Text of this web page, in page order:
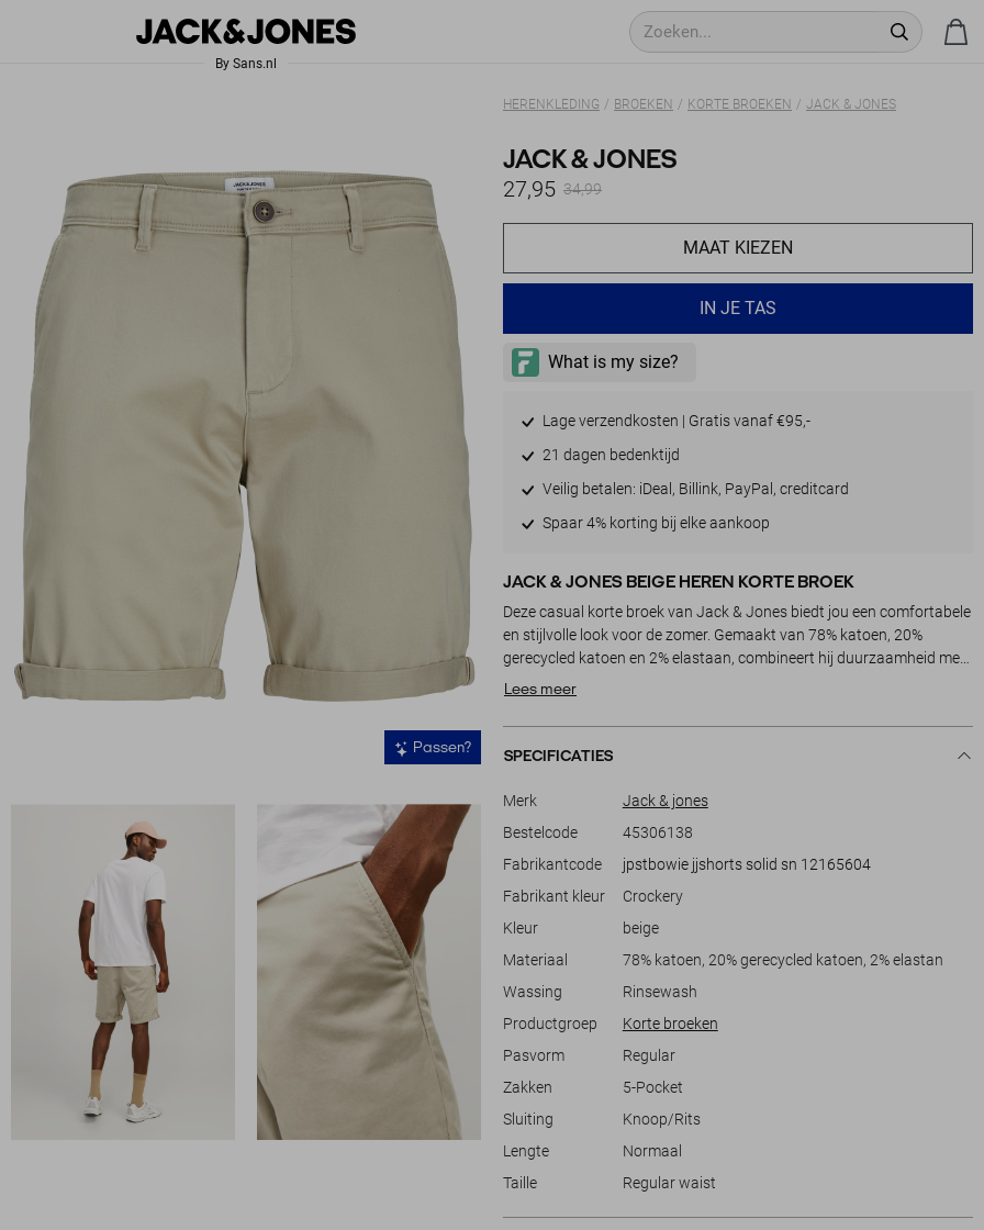
Passen?
HERENKLEDING BROEKEN KORTE BROEKEN JACK & JONES
JACK & JONES
27,95 34,99
MAAT KIEZEN
IN JE TAS
Lage verzendkosten | Gratis vanaf €95,-
21 dagen bedenktijd
Veilig betalen: iDeal, Billink, PayPal, creditcard
Spaar 4% korting bij elke aankoop
JACK & JONES BEIGE HEREN KORTE BROEK
Deze casual korte broek van Jack & Jones biedt jou een comfortabele
en stijlvolle look voor de zomer. Gemaakt van 78% katoen, 20%
gerecycled katoen en 2% elastaan, combineert hij duurzaamheid met
flexibiliteit. De regular fit zorgt voor een ontspannen pasvorm, terwijl
De beige tint maakt deze broek veelzijdig, waardoor hij makkelijk te
combineren is met je favoriete T-shirts en overhemden.
Met de knoop- en ritssluiting heb je een klassieke afwerking die
relaxte weekends als actieve uitjes. Draag hem tijdens een zomerse
wandeling of een barbecue met vrienden. Het tijdloze design en de
praktische details maken het een uitstekende keuze voor elke casual
je zomergarderobe voor een moeiteloze, modieuze uitstraling.
Lees meer
SPECIFICATIES
Merk
Jack & jones
Bestelcode
45306138
Fabrikantcode
jpstbowie jjshorts solid sn 12165604
Fabrikant kleur
Crockery
Kleur
beige
Materiaal
78% katoen, 20% gerecycled katoen, 2% elastan
Wassing
Rinsewash
Productgroep
Korte broeken
Pasvorm
Regular
Zakken
5-Pocket
Sluiting
Knoop/Rits
Lengte
Normaal
Taille
Regular waist